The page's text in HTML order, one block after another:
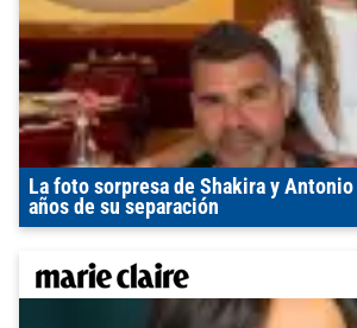
La foto sorpresa de Shakira y Antonio
años de su separación